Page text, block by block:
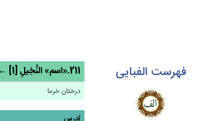
فهرست الفبایی 211.«اسم» النَّخِيل‌ِ [1] ← نخل
درختان خرما